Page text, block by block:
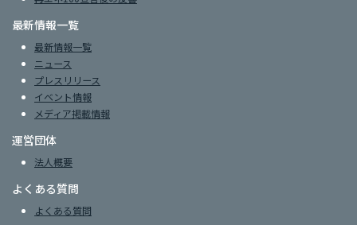
最新情報一覧
最新情報一覧
ニュース
プレスリリース
イベント情報
メディア掲載情報
運営団体
法人概要
よくある質問
よくある質問